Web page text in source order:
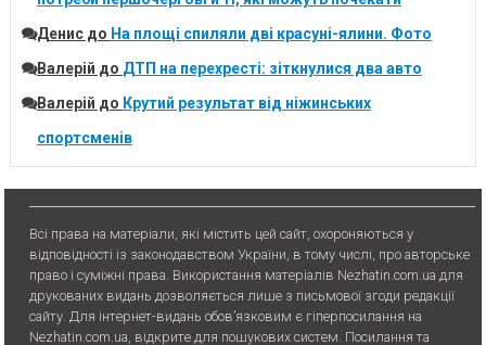
Денисдо На площі спиляли дві красуні-ялини. Фото
Валерій до ДТП на перехресті: зіткнулися два авто
Валерій до Крутий результат від ніжинських
спортсменів
Всі права на матеріали, які містить цей сайт, охороняються у
відповідності із законодавством України, в тому числі, про авторське
право і суміжні права. Використання матерiалiв Nezhatin.com.ua для
друкованих видань дозволяється лише з письмової згоди редакції
сайту. Для iнтернет-видань обов’язковим є гiперпосилання на
Nezhatin.com.ua, відкрите для пошукових систем. Посилання та